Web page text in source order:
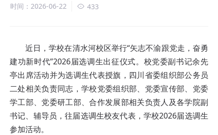
时间：2026-06-22
433
近日，学校在清水河校区举行“矢志不渝跟党走，奋勇
建功新时代”2026届选调生出征仪式。校党委副书记余先
亭出席活动并为选调生代表授旗，四川省委组织部公务员
二处相关负责同志，学校党委组织部、党委宣传部、党委
学工部、党委研工部、合作发展部相关负责人及各学院副
书记、辅导员，往届选调生校友代表，学校2026届选调生
参加活动。